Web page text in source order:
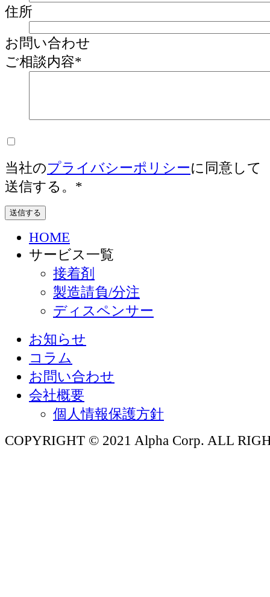
住所
お問い合わせ
ご相談内容*
当社のプライバシーポリシーに同意して
送信する。 *
HOME
サービス一覧
接着剤
製造請負/分注
ディスペンサー
お知らせ
コラム
お問い合わせ
会社概要
個人情報保護方針
COPYRIGHT © 2021 Alpha Corp. ALL